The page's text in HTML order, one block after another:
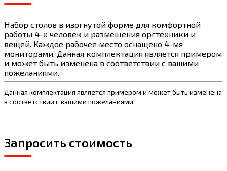
Набор столов в изогнутой форме для комфортной
работы 4-х человек и размещения оргтехники и
вещей. Каждое рабочее место оснащено 4-мя
мониторами. Данная комплектация является примером
и может быть изменена в соответствии с вашими
пожеланиями.
Данная комплектация является примером и может быть изменена
в соответствии с вашими пожеланиями.
Запросить стоимость